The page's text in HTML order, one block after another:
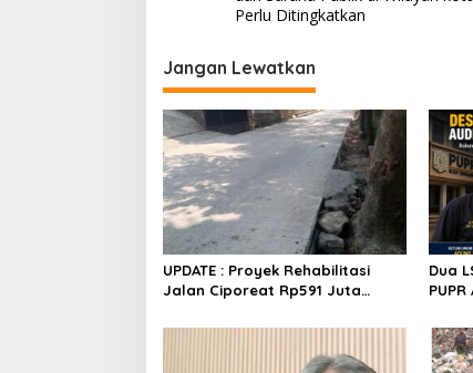
v
i
g
a
s
i
p
o
s
Perlu Ditingkatkan
Jangan Lewatkan
UPDATE : Proyek Rehabilitasi
Jalan Ciporeat Rp591 Juta
Beton Capai 20–25 Cm
Dua